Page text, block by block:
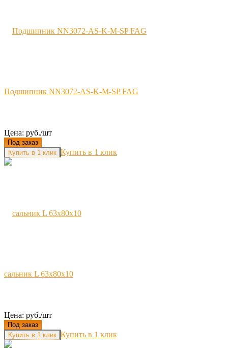
Подшипник NN3072-AS-K-M-SP FAG
Цена: руб./шт
Под заказ
Купить в 1 клик
сальник L 63x80x10
Цена: руб./шт
Под заказ
Купить в 1 клик